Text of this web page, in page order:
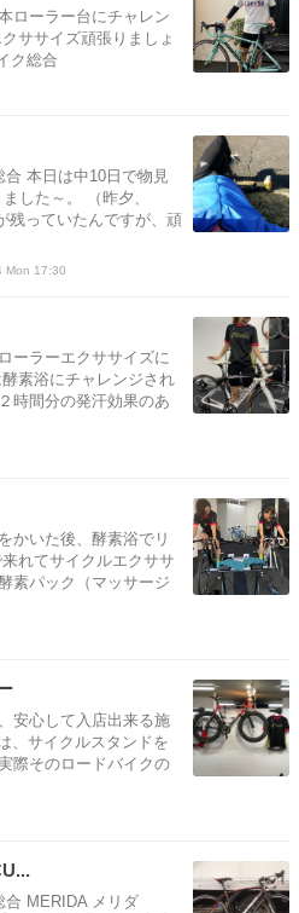
ローラー台にチャレン
ササイズ頑張りましょ
ク総合
本日は中10日で物見
した～。 （昨夕、
っていたんですが、頑
Mon 17:30
ーラーエクササイズに
素浴にチャレンジされ
時間分の発汗効果のあ
かいた後、酵素浴でリ
れてサイクルエクササ
素パック（マッサージ
安心して入店出来る施
、サイクルスタンドを
際そのロードバイクの
合 MERIDA メリダ